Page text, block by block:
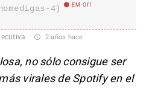
4) EM Off
2 años hace
no sólo consigue ser
virales de Spotify en el